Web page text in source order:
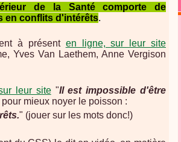
de la Santé comporte de
en conflits d'intérêts.
à présent en ligne, sur leur site
Yves Van Laethem, Anne Vergison
leur site"Il est impossible d'être
mieux noyer le poisson :
" (jouer sur les mots donc!)